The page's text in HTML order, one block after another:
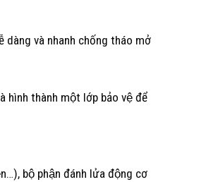
và nhanh chống tháo mở
hình thành một lớp bảo vệ để
bộ phận đánh lửa động cơ